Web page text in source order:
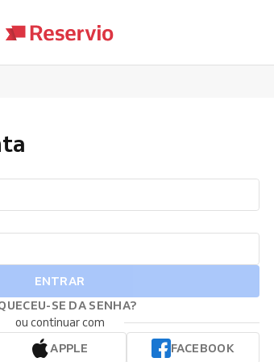
ENTRAR
SE DA SENHA?
ou continuar com
APPLE FACEBOOK